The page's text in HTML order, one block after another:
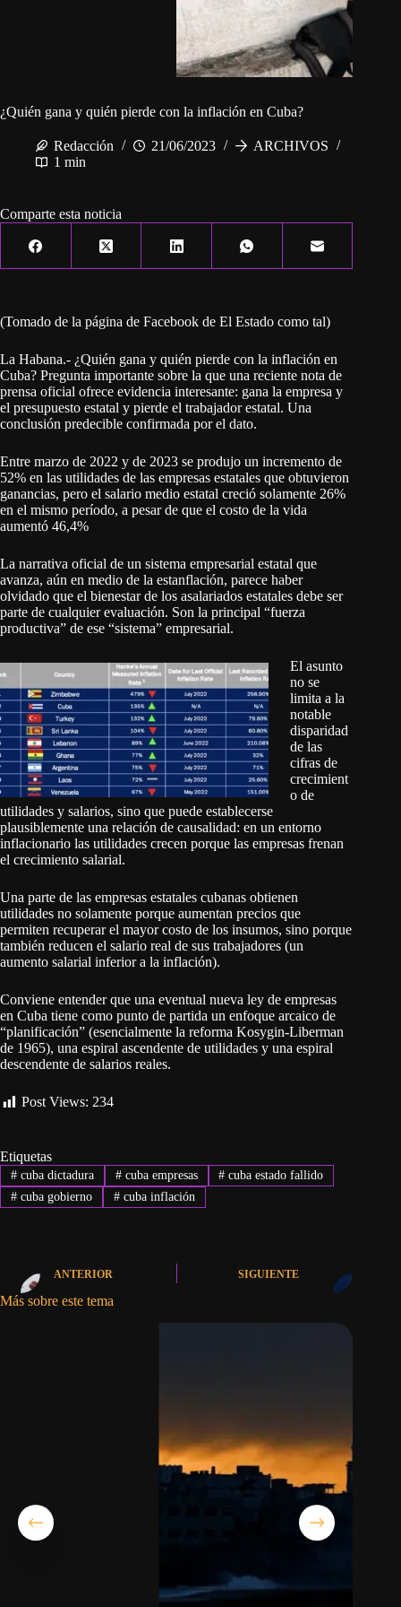
¿Quién gana y quién pierde con la inflación en Cuba?
Redacción 21/06/2023
ARCHIVOS
1 min
Comparte esta noticia
(Tomado de la página de Facebook de El Estado como tal)
La Habana.- ¿Quién gana y quién pierde con la inflación en
Cuba? Pregunta importante sobre la que una reciente nota de
prensa oficial ofrece evidencia interesante: gana la empresa y
el presupuesto estatal y pierde el trabajador estatal. Una
conclusión predecible confirmada por el dato.
Entre marzo de 2022 y de 2023 se produjo un incremento de
52% en las utilidades de las empresas estatales que obtuvieron
ganancias, pero el salario medio estatal creció solamente 26%
en el mismo período, a pesar de que el costo de la vida
aumentó 46,4%
La narrativa oficial de un sistema empresarial estatal que
avanza, aún en medio de la estanflación, parece haber
olvidado que el bienestar de los asalariados estatales debe ser
parte de cualquier evaluación. Son la principal “fuerza
productiva” de ese “sistema” empresarial.
El asunto
no se
limita a la
notable
disparidad
de las
cifras de
crecimient
o de
utilidades y salarios, sino que puede establecerse
plausiblemente una relación de causalidad: en un entorno
inflacionario las utilidades crecen porque las empresas frenan
el crecimiento salarial.
Una parte de las empresas estatales cubanas obtienen
utilidades no solamente porque aumentan precios que
permiten recuperar el mayor costo de los insumos, sino porque
también reducen el salario real de sus trabajadores (un
aumento salarial inferior a la inflación).
Conviene entender que una eventual nueva ley de empresas
en Cuba tiene como punto de partida un enfoque arcaico de
“planificación” (esencialmente la reforma Kosygin-Liberman
de 1965), una espiral ascendente de utilidades y una espiral
descendente de salarios reales.
Post Views: 234
Etiquetas
#cuba dictadura #cuba empresas # cuba estado fallido
#cuba gobierno #cuba inflación
ANTERIOR SIGUIENTE
Más sobre este tema